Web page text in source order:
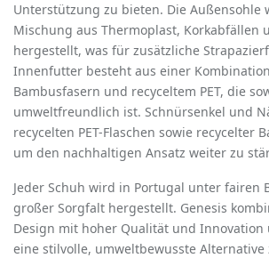
Unterstützung zu bieten. Die Außensohle
Mischung aus Thermoplast, Korkabfällen
hergestellt, was für zusätzliche
Innenfutter besteht aus einer
Bambusfasern und recyceltem PET, die
umweltfreundlich ist. Schnürsenkel und
recycelten PET-Flaschen sowie recycelter
um den nachhaltigen Ansatz weiter zu
Jeder Schuh wird in Portugal unter fairen
großer Sorgfalt hergestellt. Genesis
Design mit hoher Qualität und
eine stilvolle, umweltbewusste Alternative